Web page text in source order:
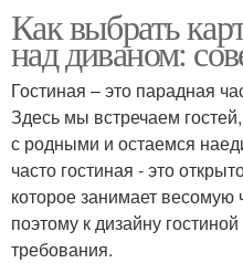
Как выбрать
над диваном:
Гостиная – это парадная
Здесь мы встречаем
с родными и остаемся
часто гостиная - это
которое занимает
поэтому к дизайну
требования.